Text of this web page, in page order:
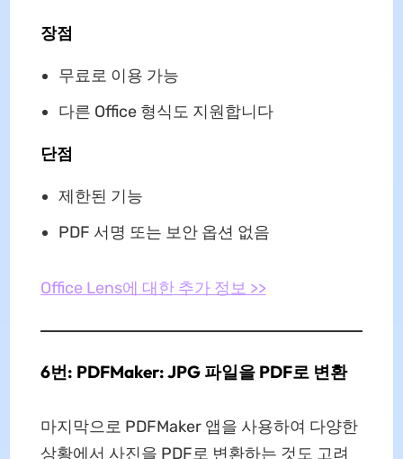
장점
무료로 이용 가능
다른 Office 형식도 지원합니다
단점
제한된 기능
PDF 서명 또는 보안 옵션 없음
Office Lens에 대한 추가 정보 >>
6번: PDFMaker: JPG 파일을 PDF로 변환
마지막으로 PDFMaker 앱을 사용하여 다양한
상황에서 사진을 PDF로 변환하는 것도 고려